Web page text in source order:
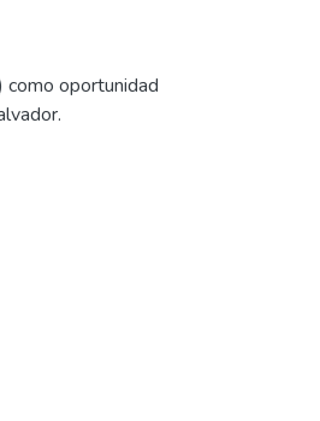
como oportunidad